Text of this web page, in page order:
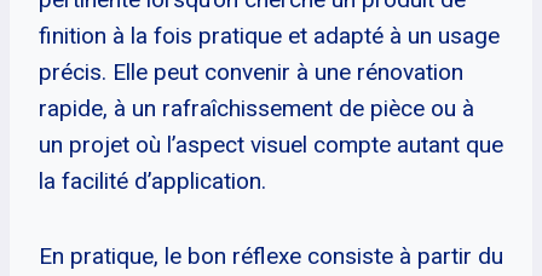
finition à la fois pratique et adapté à un usage
précis. Elle peut convenir à une rénovation
rapide, à un rafraîchissement de pièce ou à
un projet où l’aspect visuel compte autant que
la facilité d’application.
En pratique, le bon réflexe consiste à partir du